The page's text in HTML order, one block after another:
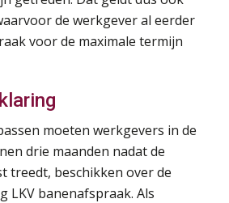
de werkgever al eerder
voor de maximale termijn
moeten werkgevers in de
drie maanden nadat de
treedt, beschikken over de
LKV banenafspraak. Als
Online Vakopleiding Payroll Services (VPS)
VPS (NIRPA PE)
Verbeek Praehep
Praktijkdiploma Loonadministratie (PDL®)
Verbeek Praehep